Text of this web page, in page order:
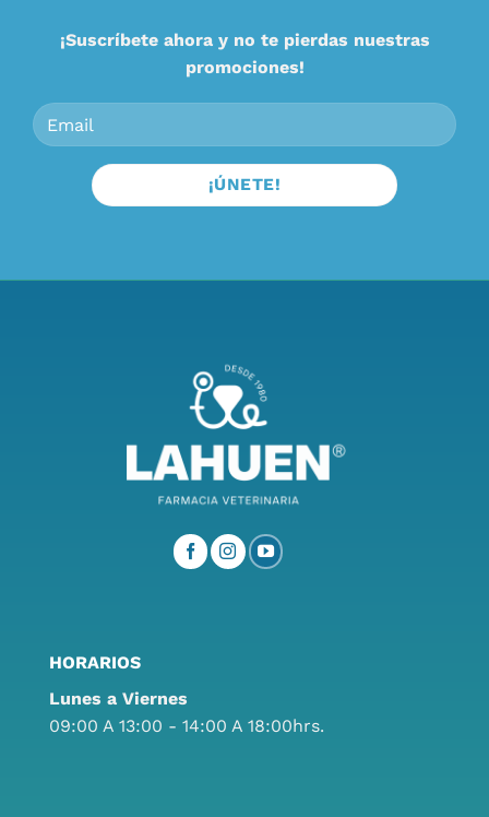
¡Suscríbete ahora y no te pierdas nuestras
promociones!
HORARIOS
Lunes a Viernes
09:00 A 13:00 - 14:00 A 18:00hrs.